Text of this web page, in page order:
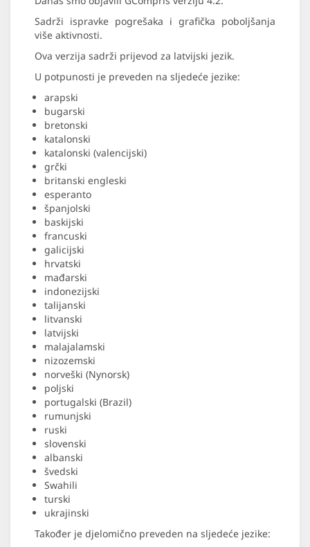
Sadrži ispravke pogrešaka i grafička poboljšanja
više aktivnosti.
Ova verzija sadrži prijevod za latvijski jezik.
U potpunosti je preveden na sljedeće jezike:
arapski
bugarski
bretonski
katalonski
katalonski (valencijski)
grčki
britanski engleski
esperanto
španjolski
baskijski
francuski
galicijski
hrvatski
mađarski
indonezijski
talijanski
litvanski
latvijski
malajalamski
nizozemski
norveški (Nynorsk)
poljski
portugalski (Brazil)
rumunjski
ruski
slovenski
albanski
švedski
Swahili
turski
ukrajinski
Također je djelomično preveden na sljedeće jezike: